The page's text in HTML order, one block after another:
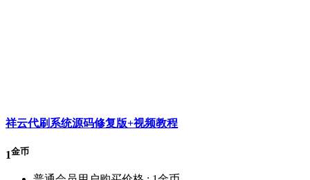
祥云代刷系统源码修复版+视频教程
1金币